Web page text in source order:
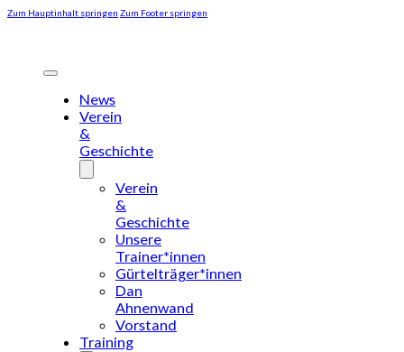
Zum Hauptinhalt springen Zum Footer springen
News
Verein
&
Geschichte
Verein
&
Geschichte
Unsere
Trainer*innen
Gürtelträger*innen
Dan
Ahnenwand
Vorstand
Training